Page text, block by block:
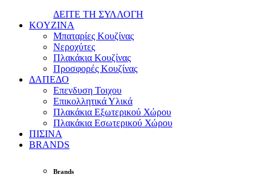
ΔΕΙΤΕ ΤΗ ΣΥΛΛΟΓΗ
KOYZINA
Μπαταρίες Κουζίνας
Νεροχύτες
Πλακάκια Κουζίνας
Προσφορές Κουζίνας
ΔΑΠΕΔΟ
Επενδυση Τοιχου
Επικολλητικά Υλικά
Πλακάκια Εξωτερικού Χώρου
Πλακάκια Εσωτερικού Χώρου
ΠΙΣΙΝΑ
BRANDS
Brands